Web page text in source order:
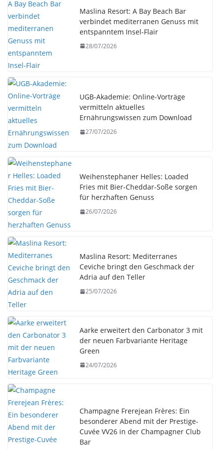
Maslina Resort: A Bay Beach Bar
verbindet mediterranen Genuss mit
entspanntem Insel-Flair
28/07/2026
UGB-Akademie: Online-Vorträge
vermitteln aktuelles
Ernährungswissen zum Download
27/07/2026
Weihenstephaner Helles: Loaded
Fries mit Bier-Cheddar-Soße sorgen
für herzhaften Genuss
26/07/2026
Maslina Resort: Mediterranes
Ceviche bringt den Geschmack der
Adria auf den Teller
25/07/2026
Aarke erweitert den Carbonator 3 mit
der neuen Farbvariante Heritage
Green
24/07/2026
Champagne Frerejean Frères: Ein
besonderer Abend mit der Prestige-
Cuvée VV26 in der Champagner Club
Bar